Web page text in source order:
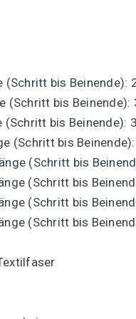
(Schritt bis Beinende):
(Schritt bis
bis Beinende):
(Schritt bis
(Schritt bis
(Schritt bis
(Schritt bis
(Schritt bis